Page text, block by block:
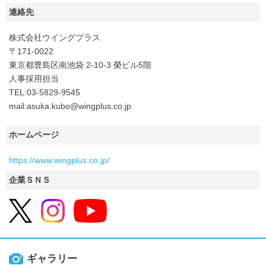
連絡先
株式会社ウイングプラス
〒171-0022
東京都豊島区南池袋 2-10-3 榮ビル5階
人事採用担当
TEL:03-5829-9545
mail:asuka.kubo@wingplus.co.jp
ホームページ
https://www.wingplus.co.jp/
企業ＳＮＳ
ギャラリー